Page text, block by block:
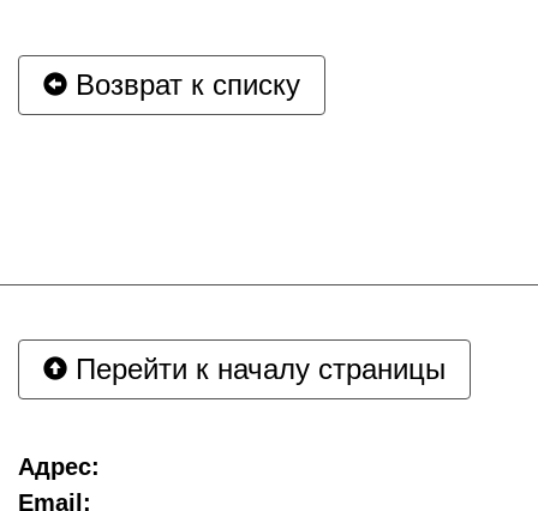
Возврат к списку
Перейти к началу страницы
Адрес:
Email: